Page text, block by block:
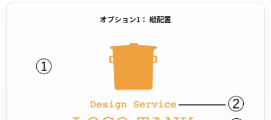
オプション1： 縦配置